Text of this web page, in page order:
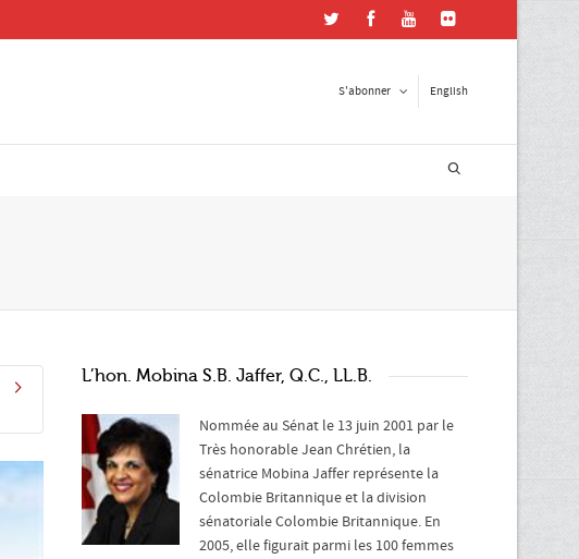
S'abonner English
L’hon. Mobina S.B. Jaffer, Q.C., LL.B.
Nommée au Sénat le 13 juin 2001 par le
Très honorable Jean Chrétien, la
sénatrice Mobina Jaffer représente la
Colombie Britannique et la division
sénatoriale Colombie Britannique. En
2005, elle figurait parmi les 100 femmes